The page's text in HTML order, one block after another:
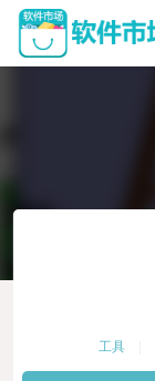
工具